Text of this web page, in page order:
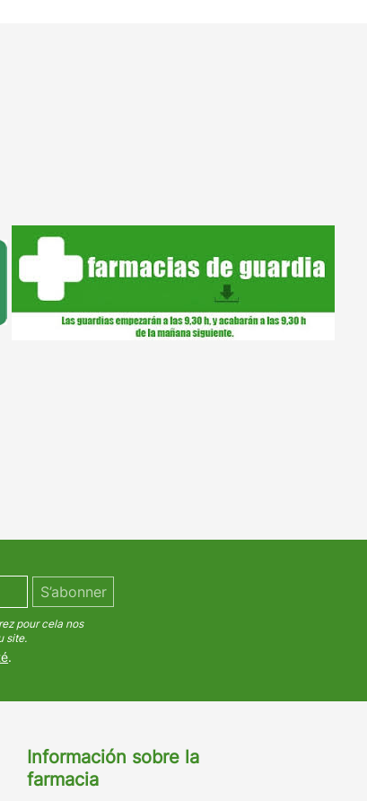
pour cela nos
site.
.
Información sobre la
farmacia